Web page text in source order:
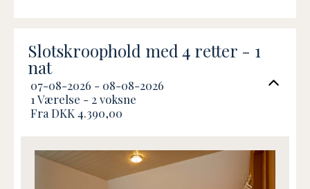
omgivelser. Adgang til sauna.
Slotskroophold med 4 retter - 1
nat
07-08-2026 - 08-08-2026
1 Værelse - 2voksne
Fra DKK 4.390,00